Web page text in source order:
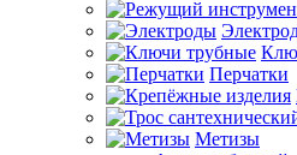
Перчатки
Метизы